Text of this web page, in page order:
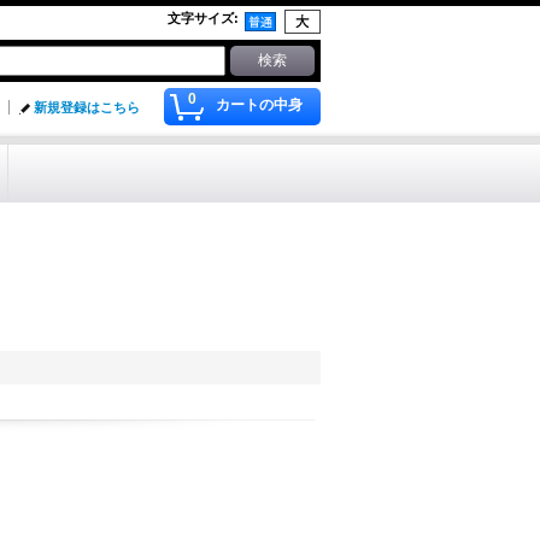
文字サイズ:
0 カートの中身
新規登録はこちら